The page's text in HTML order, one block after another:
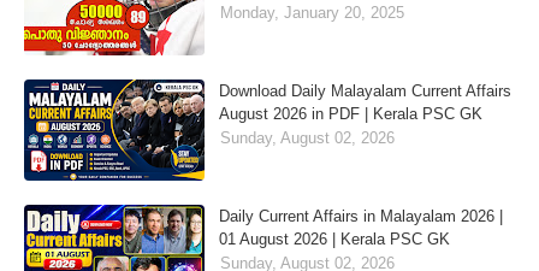
Monday, January 20, 2025
Download Daily Malayalam Current Affairs
August 2026 in PDF | Kerala PSC GK
Sunday, August 02, 2026
Daily Current Affairs in Malayalam 2026 |
01 August 2026 | Kerala PSC GK
Sunday, August 02, 2026